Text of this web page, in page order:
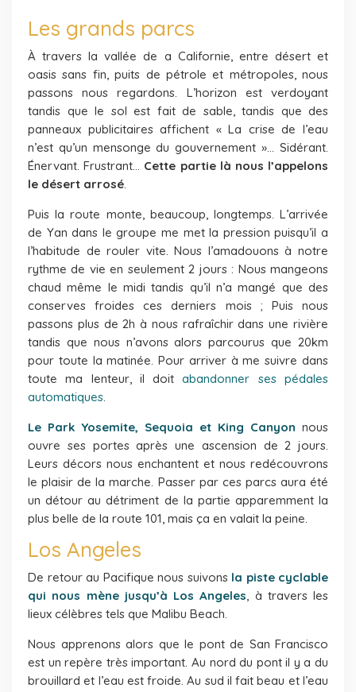
Les grands parcs
À travers la vallée de a Californie, entre désert et
oasis sans fin, puits de pétrole et métropoles, nous
passons nous regardons. L’horizon est verdoyant
tandis que le sol est fait de sable, tandis que des
panneaux publicitaires affichent « La crise de l’eau
n’est qu’un mensonge du gouvernement »… Sidérant.
Énervant. Frustrant… Cette partie là nous l’appelons
le désert arrosé.
Puis la route monte, beaucoup, longtemps. L’arrivée
de Yan dans le groupe me met la pression puisqu’il a
l’habitude de rouler vite. Nous l’amadouons à notre
rythme de vie en seulement 2 jours : Nous mangeons
chaud même le midi tandis qu’il n’a mangé que des
conserves froides ces derniers mois ; Puis nous
passons plus de 2h à nous rafraîchir dans une rivière
tandis que nous n’avons alors parcourus que 20km
pour toute la matinée. Pour arriver à me suivre dans
toute ma lenteur, il doitabandonner ses pédales
automatiques.
Le Park Yosemite, Sequoia et King Canyon nous
ouvre ses portes après une ascension de 2 jours.
Leurs décors nous enchantent et nous redécouvrons
le plaisir de la marche. Passer par ces parcs aura été
un détour au détriment de la partie apparemment la
plus belle de la route 101, mais ça en valait la peine.
Los Angeles
De retour au Pacifique nous suivons la piste cyclable
qui nous mène jusqu’à Los Angeles, à travers les
lieux célèbres tels que Malibu Beach.
Nous apprenons alors que le pont de San Francisco
est un repère très important. Au nord du pont il y a du
brouillard et l’eau est froide. Au sud il fait beau et l’eau